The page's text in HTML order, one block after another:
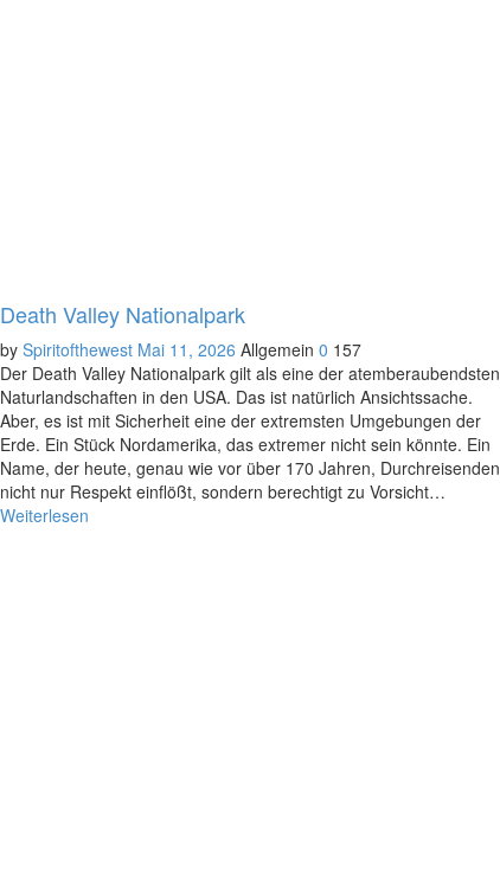
Death Valley Nationalpark
by Spiritofthewest Mai 11, 2026 Allgemein 0 157
Der Death Valley Nationalpark gilt als eine der atemberaubendsten
Naturlandschaften in den USA. Das ist natürlich Ansichtssache.
Aber, es ist mit Sicherheit eine der extremsten Umgebungen der
Erde. Ein Stück Nordamerika, das extremer nicht sein könnte. Ein
Name, der heute, genau wie vor über 170 Jahren, Durchreisenden
nicht nur Respekt einflößt, sondern berechtigt zu Vorsicht…
Weiterlesen